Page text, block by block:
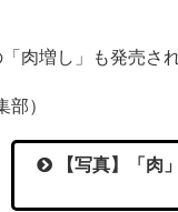
肉増し」も発売され
部）
【写真】「肉